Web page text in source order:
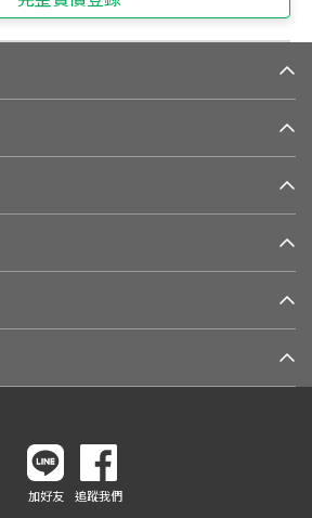
加好友 追蹤我們